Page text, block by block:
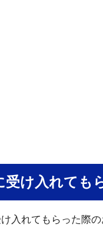
受け入れても
入れてもらった際